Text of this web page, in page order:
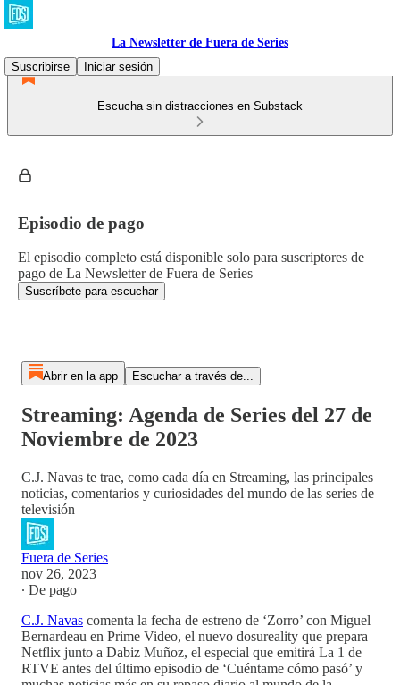
La Newsletter de Fuera de Series
Suscribirse
Iniciar sesión
Escucha sin distracciones en Substack
Episodio de pago
El episodio completo está disponible solo para suscriptores de
pago de La Newsletter de Fuera de Series
Suscríbete para escuchar
Abrir en la app Escuchar a través de...
Streaming: Agenda de Series del 27 de
Noviembre de 2023
C.J. Navas te trae, como cada día en Streaming, las principales
noticias, comentarios y curiosidades del mundo de las series de
televisión
Fuera de Series
nov 26, 2023
∙ De pago
C.J. Navas comenta la fecha de estreno de ‘Zorro’ con Miguel
Bernardeau en Prime Video, el nuevo dosureality que prepara
Netflix junto a Dabiz Muñoz, el especial que emitirá La 1 de
RTVE antes del último episodio de ‘Cuéntame cómo pasó’ y